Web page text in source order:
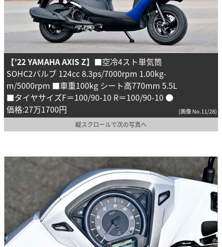
【’22 YAMAHA AXIS Z】 ■空冷4スト単気筒
SOHC2バルブ 124cc 8.3ps/7000rpm 1.00kg-
m/5000rpm ■車重100kg シート高770mm 5.5L
■タイヤサイズF＝100/90-10 R＝100/90-10 ●
価格:27万1700円
(画像 No.11/28)
縦スクロールで次の写真へ